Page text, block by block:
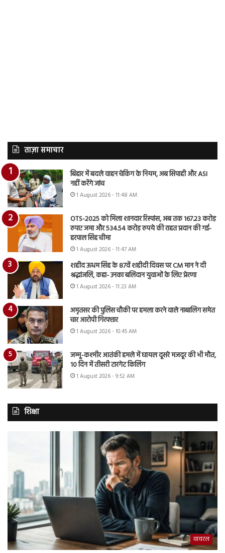
ताज़ा समाचार
बिहार में बदले वाहन चेकिंग के नियम, अब सिपाही और ASI
नहीं करेंगे जांच
1 August 2026 - 11:48 AM
OTS-2025 को मिला शानदार रिस्पांस, अब तक 167.23 करोड़
रुपए जमा और 534.54 करोड़ रुपये की राहत प्रदान की गई-
हरपाल सिंह चीमा
1 August 2026 - 11:47 AM
शहीद ऊधम सिंह के 87वें शहीदी दिवस पर CM मान ने दी
श्रद्धांजलि, कहा- उनका बलिदान युवाओं के लिए प्रेरणा
1 August 2026 - 11:23 AM
अमृतसर की पुलिस चौकी पर हमला करने वाले नाबालिग समेत
चार आरोपी गिरफ्तार
1 August 2026 - 10:45 AM
जम्मू-कश्मीर आतंकी हमले में घायल दूसरे मजदूर की भी मौत,
10 दिन में तीसरी टारगेट किलिंग
1 August 2026 - 9:52 AM
शिक्षा
वायरल